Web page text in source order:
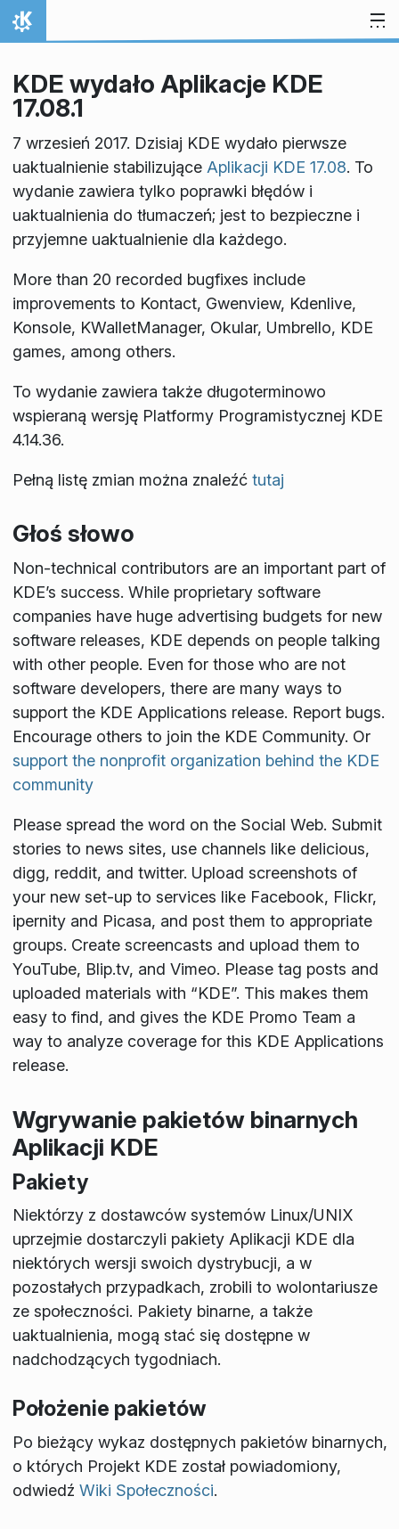
Przejdź to treści
Strona domowa
KDE wydało Aplikacje KDE
17.08.1
7 wrzesień 2017. Dzisiaj KDE wydało pierwsze
uaktualnienie stabilizujące Aplikacji KDE 17.08. To
wydanie zawiera tylko poprawki błędów i
uaktualnienia do tłumaczeń; jest to bezpieczne i
przyjemne uaktualnienie dla każdego.
More than 20 recorded bugfixes include
improvements to Kontact, Gwenview, Kdenlive,
Konsole, KWalletManager, Okular, Umbrello, KDE
games, among others.
To wydanie zawiera także długoterminowo
wspieraną wersję Platformy Programistycznej KDE
4.14.36.
Pełną listę zmian można znaleźć tutaj
Głoś słowo
Non-technical contributors are an important part of
KDE’s success. While proprietary software
companies have huge advertising budgets for new
software releases, KDE depends on people talking
with other people. Even for those who are not
software developers, there are many ways to
support the KDE Applications release. Report bugs.
Encourage others to join the KDE Community. Or
support the nonprofit organization behind the KDE
community
Please spread the word on the Social Web. Submit
stories to news sites, use channels like delicious,
digg, reddit, and twitter. Upload screenshots of
your new set-up to services like Facebook, Flickr,
ipernity and Picasa, and post them to appropriate
groups. Create screencasts and upload them to
YouTube, Blip.tv, and Vimeo. Please tag posts and
uploaded materials with “KDE”. This makes them
easy to find, and gives the KDE Promo Team a
way to analyze coverage for this KDE Applications
release.
Wgrywanie pakietów binarnych
Aplikacji KDE
Pakiety
Niektórzy z dostawców systemów Linux/UNIX
uprzejmie dostarczyli pakiety Aplikacji KDE dla
niektórych wersji swoich dystrybucji, a w
pozostałych przypadkach, zrobili to wolontariusze
ze społeczności. Pakiety binarne, a także
uaktualnienia, mogą stać się dostępne w
nadchodzących tygodniach.
Położenie pakietów
Po bieżący wykaz dostępnych pakietów binarnych,
o których Projekt KDE został powiadomiony,
odwiedź Wiki Społeczności.